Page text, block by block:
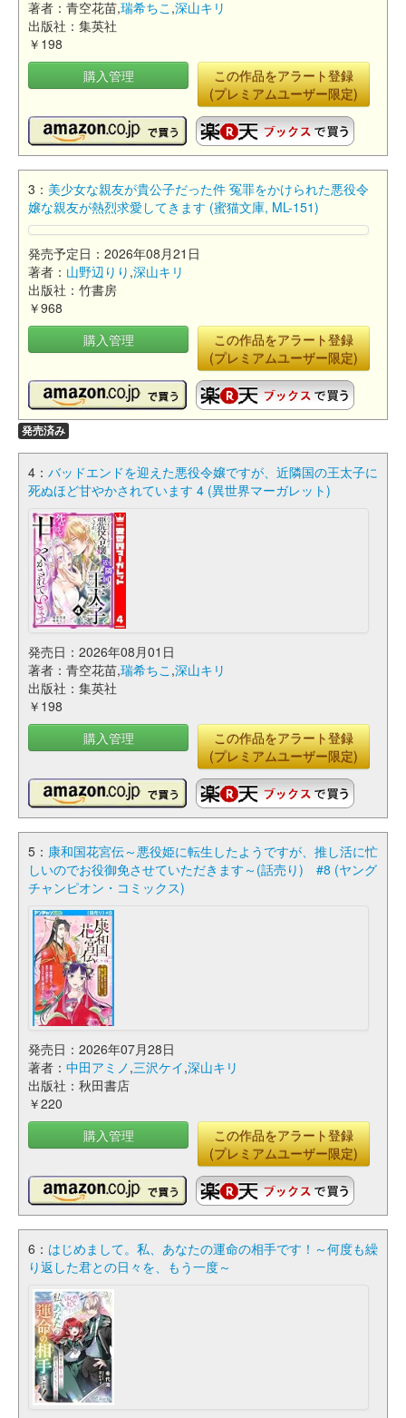
著者：青空花苗,瑞希ちこ ,深山キリ
出版社：集英社
￥198
購入管理
この作品をアラート登録
(プレミアムユーザー限定)
3： 美少女な親友が貴公子だった件 冤罪をかけられた悪役令
嬢な親友が熱烈求愛してきます (蜜猫文庫, ML-151)
発売予定日：2026年08月21日
著者： 山野辺りり ,深山キリ
出版社：竹書房
￥968
購入管理
この作品をアラート登録
(プレミアムユーザー限定)
発売済み
4： バッドエンドを迎えた悪役令嬢ですが、近隣国の王太子に
死ぬほど甘やかされています 4 (異世界マーガレット)
発売日：2026年08月01日
著者：青空花苗,瑞希ちこ ,深山キリ
出版社：集英社
￥198
購入管理
この作品をアラート登録
(プレミアムユーザー限定)
5： 康和国花宮伝～悪役姫に転生したようですが、推し活に忙
しいのでお役御免させていただきます～(話売り) #8 (ヤング
チャンピオン・コミックス)
発売日：2026年07月28日
著者： 中田アミノ ,三沢ケイ,深山キリ
出版社：秋田書店
￥220
購入管理
この作品をアラート登録
(プレミアムユーザー限定)
6： はじめまして。私、あなたの運命の相手です！～何度も繰
り返した君との日々を、もう一度～